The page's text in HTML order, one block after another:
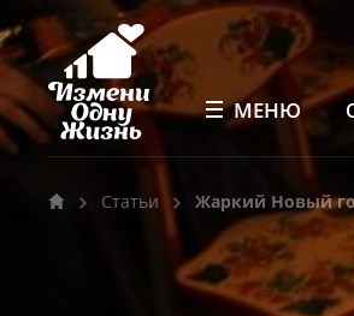
МЕНЮ
Статьи Жаркий Новый